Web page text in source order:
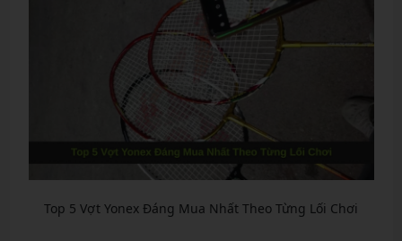
Top 5 Vợt Yonex Đáng Mua Nhất Theo Từng Lối Chơi